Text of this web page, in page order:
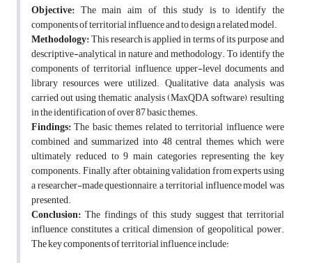
Objective: The main aim of this study is to identify the
components of territorial influence and to design a related model.
Methodology:This research is applied in terms of its purpose and
descriptive-analytical in nature and methodology. To identify the
components of territorial influence, upper-level documents and
library resources were utilized. Qualitative data analysis was
carried out using thematic analysis (MaxQDA software), resulting
in the identification of over 87 basic themes.
Findings:The basic themes related to territorial influence were
combined and summarized into 48 central themes, which were
ultimately reduced to 9 main categories representing the key
components. Finally, after obtaining validation from experts using
a researcher-made questionnaire, a territorial influence model was
presented.
Conclusion: The findings of this study suggest that territorial
influence constitutes a critical dimension of geopolitical power.
The key components of territorial influence include: